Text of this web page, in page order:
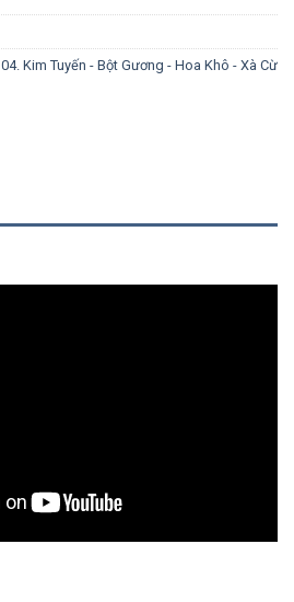
04. Kim Tuyến - Bột Gương - Hoa Khô - Xà Cừ